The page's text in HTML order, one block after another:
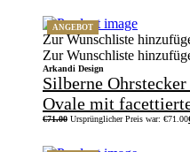
ANGEBOT
Zur Wunschliste
Zur Wunschliste
Arkandi Design
Silberne
Ovale mit
€71.00 Ursprünglicher Preis war: €71.00